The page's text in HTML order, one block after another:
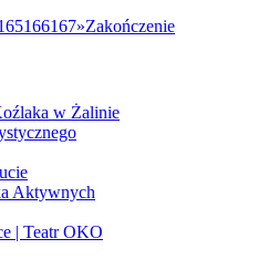
166167»Zakończenie
w Żalinie
Aktywnych
| Teatr OKO